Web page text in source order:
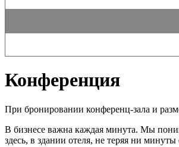
Конференция
При бронировании конференц-зала и
В бизнесе важна каждая минута. Мы
здесь, в здании отеля, не теряя ни